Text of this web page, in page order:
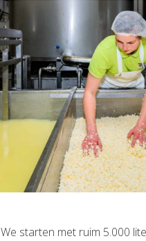
We starten met ruim 5.000